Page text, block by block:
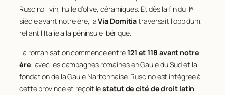
Ruscino : vin, huile d’olive, céramiques. Et dès la fin du IIᵉ
siècle avant notre ère, laVia Domitiatraversait l’oppidum,
reliant l’Italie à la péninsule Ibérique.
La romanisation commence entre121 et 118 avant notre
ère, avec les campagnes romaines en Gaule du Sud et la
fondation de la Gaule Narbonnaise. Ruscino est intégrée à
cette province et reçoit lestatut de cité de droit latin